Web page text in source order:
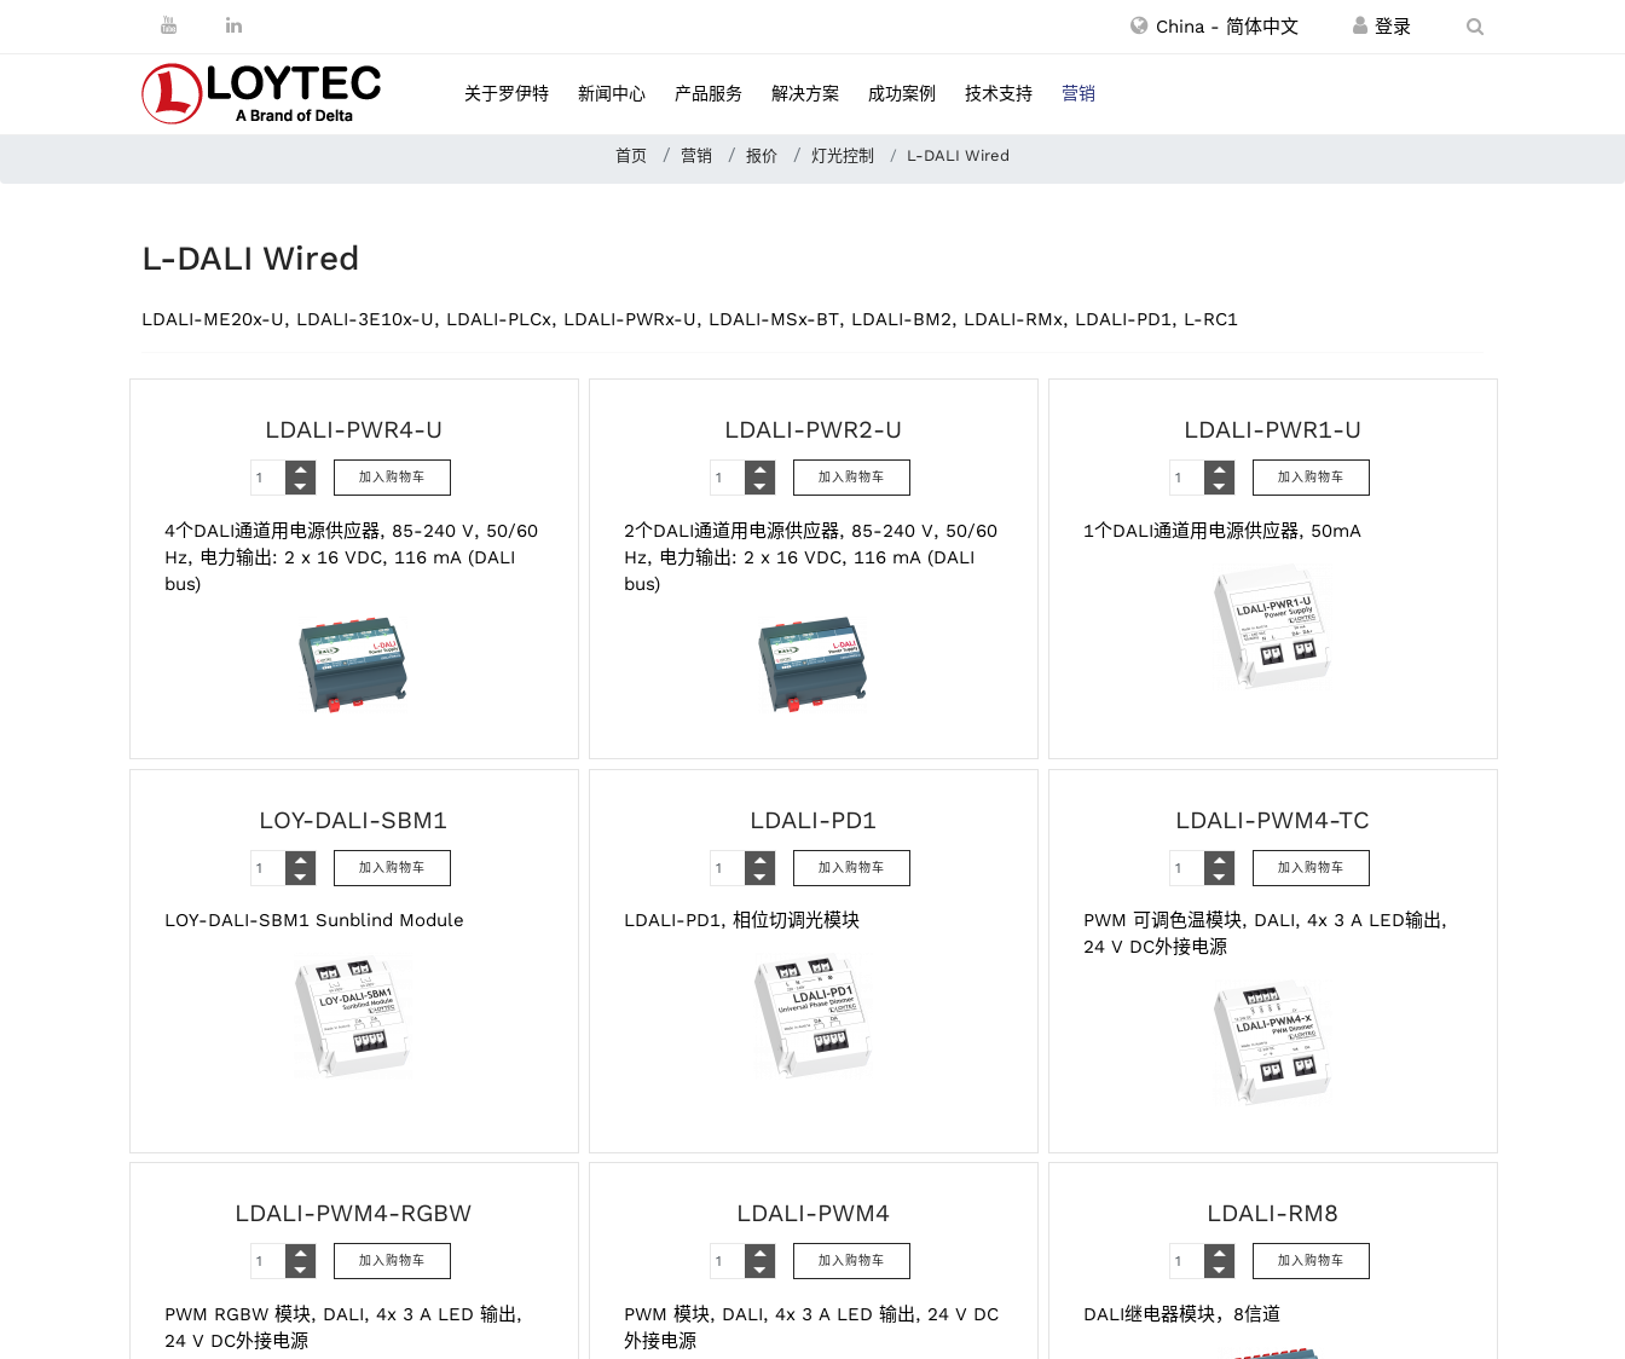
China - 简体中文
关于罗伊特 新闻中心 产品服务 解决方案 成功案例 技术支持 营销
首页 营销 报价 灯光控制 L-DALI Wired
L-DALI Wired
LDALI-ME20x-U, LDALI-3E10x-U, LDALI-PLCx, LDALI-PWRx-U, LDALI-MSx-BT, LDALI-BM2, LDALI-RMx, LDALI-PD1, L-RC1
LDALI-PWR4-U
4个DALI通道用电源供应器, 85-240 V, 50/60
Hz, 电力输出: 2 x 16 VDC, 116 mA (DALI
bus)
LDALI-PWR2-U
2个DALI通道用电源供应器, 85-240 V, 50/60
Hz, 电力输出: 2 x 16 VDC, 116 mA (DALI
bus)
LDALI-PWR1-U
1个DALI通道用电源供应器, 50mA
LOY-DALI-SBM1
LOY-DALI-SBM1 Sunblind Module
LDALI-PD1
LDALI-PD1, 相位切调光模块
LDALI-PWM4-TC
PWM‌ 可调色温模块,‌ DALI,‌ 4‌x‌ 3 A‌ LED‌输出,‌
24‌ V DC‌外接电源
LDALI-PWM4-RGBW
PWM‌ RGBW‌ 模块,‌ DALI,‌ 4‌x‌ 3 A‌ LED‌ 输出,‌
24‌ V DC‌外接电源
LDALI-PWM4
PWM‌ 模块,‌ DALI,‌ 4‌x‌ 3 A‌ LED‌ 输出,‌ 24‌ V DC‌
外接电源
LDALI-RM8
DALI继电器模块，8信道